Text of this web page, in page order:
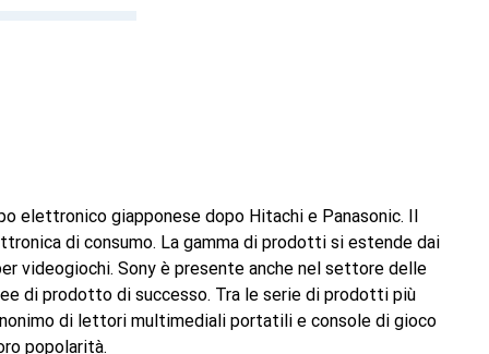
elettronico giapponese dopo Hitachi e Panasonic. Il
di consumo. La gamma di prodotti si estende dai
videogiochi. Sony è presente anche nel settore delle
di prodotto di successo. Tra le serie di prodotti più
di lettori multimediali portatili e console di gioco
popolarità.